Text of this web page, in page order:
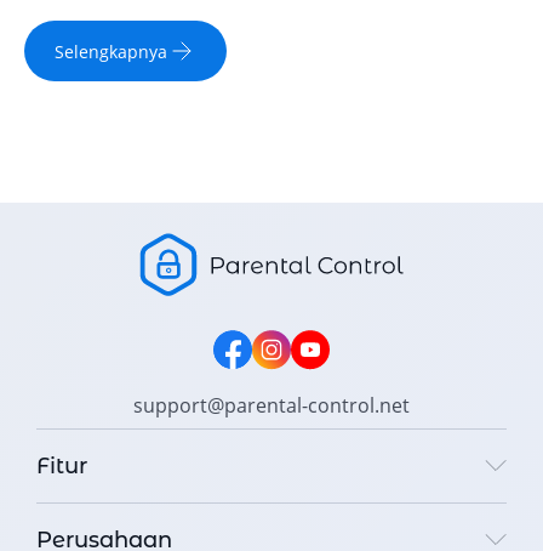
Selengkapnya
support@parental-control.net
Fitur
Perusahaan